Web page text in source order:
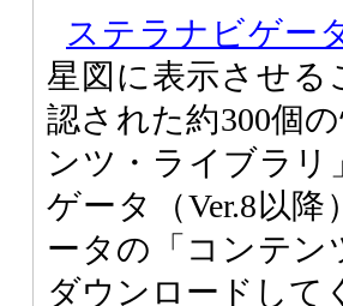
ステラナビゲー
星図に表示させる
認された約300個
ンツ・ライブラ
ゲータ（Ver.8以
ータの「コンテ
ダウンロードして